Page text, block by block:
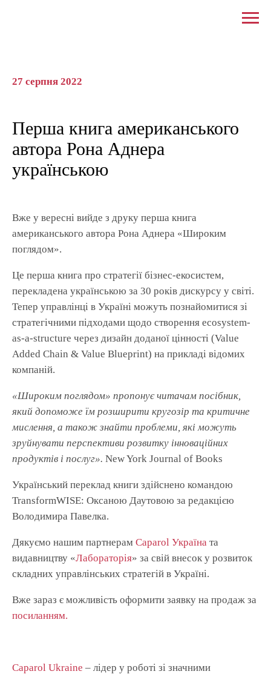
27 серпня 2022
Перша книга американського
автора Рона Аднера
українською
Вже у вересні вийде з друку перша книга
американського автора Рона Аднера «Широким
поглядом».
Це перша книга про стратегії бізнес-екосистем,
перекладена українською за 30 років дискурсу у світі.
Тепер управлінці в Україні можуть познайомитися зі
стратегічними підходами щодо створення ecosystem-
as-a-structure через дизайн доданої цінності (Value
Added Chain & Value Blueprint) на прикладі відомих
компаній.
«Широким поглядом» пропонує читачам посібник,
який допоможе їм розширити кругозір та критичне
мислення, а також знайти проблеми, які можуть
зруйнувати перспективи розвитку інноваційних
продуктів і послуг». New York Journal of Books
Український переклад книги здійснено командою
TransformWISE: Оксаною Даутовою за редакцією
Володимира Павелка.
Дякуємо нашим партнерам Caparol Україна та
видавництву «Лабораторія» за свій внесок у розвиток
складних управлінських стратегій в Україні.
Вже зараз є можливість оформити заявку на продаж за
посиланням.
Caparol Ukraine – лідер у роботі зі значними